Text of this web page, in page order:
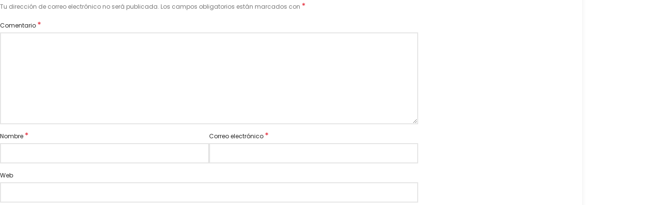
Tu dirección de correo electrónico no será publicada. Los campos obligatorios están marcados con *
Comentario *
Nombre * Correo electrónico *
Web